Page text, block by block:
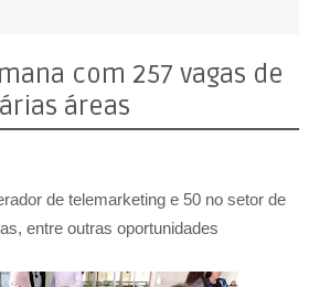
com 257 vagas de
áreas
de telemarketing e 50 no setor de
entre outras oportunidades